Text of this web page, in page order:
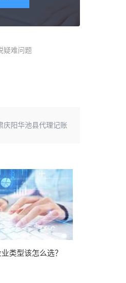
疑难问题
庆阳华池县代理记账
类型该怎么选？